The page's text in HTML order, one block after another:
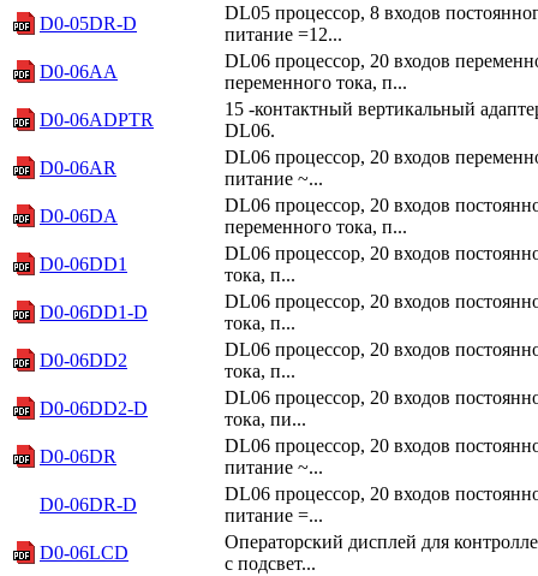
D0-05DR-D
DL05 процессор, 8 входов
питание =12...
D0-06AA
DL06 процессор, 20 входов
переменного тока, п...
D0-06ADPTR
15 -контактный вертикальный
DL06.
D0-06AR
DL06 процессор, 20 входов
питание ~...
D0-06DA
DL06 процессор, 20 входов
переменного тока, п...
D0-06DD1
DL06 процессор, 20 входов
тока, п...
D0-06DD1-D
DL06 процессор, 20 входов
тока, п...
D0-06DD2
DL06 процессор, 20 входов
тока, п...
D0-06DD2-D
DL06 процессор, 20 входов
тока, пи...
D0-06DR
DL06 процессор, 20 входов
питание ~...
D0-06DR-D
DL06 процессор, 20 входов
питание =...
D0-06LCD
Операторский дисплей для
с подсвет...